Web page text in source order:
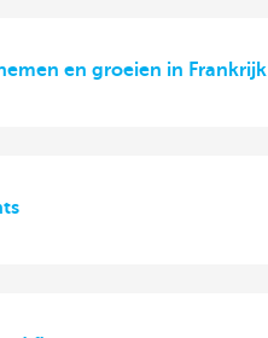
en groeien in Frankrijk